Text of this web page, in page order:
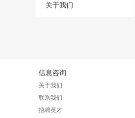
关于我们
信息咨询
关于我们
联系我们
招聘英才